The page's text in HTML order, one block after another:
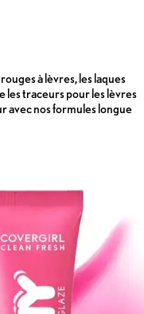
à lèvres, les laques
les traceurs pour les lèvres
avec nos formules longue